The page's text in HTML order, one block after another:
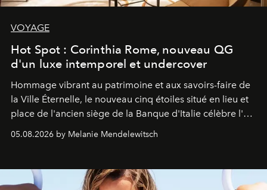
VOYAGE
Hot Spot : Corinthia Rome, nouveau QG
d'un luxe intemporel et undercover
Hommage vibrant au patrimoine et aux savoirs-faire de
la Ville Éternelle, le nouveau cinq étoiles situé en lieu et
place de l'ancien siège de la Banque d'Italie célèbre l'art
de vivre Romain dans toute son élégance intemporelle.
05.08.2026 by Melanie Mendelewitsch